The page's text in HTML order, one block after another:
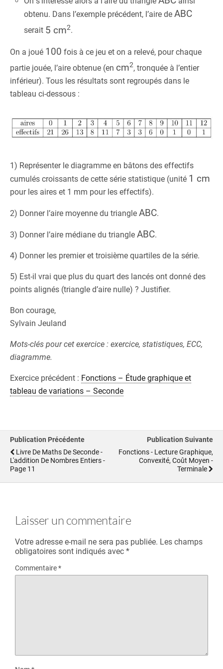
obtenu. Dans l’exemple précédent, l’aire deABC
serait 5 cm2.
On a joué 100 fois à ce jeu et on a relevé, pour chaque
partie jouée, l’aire obtenue (en cm2, tronquée à l’entier
inférieur). Tous les résultats sont regroupés dans le
tableau ci-dessous :
1) Représenter le diagramme en bâtons des effectifs
cumulés croissants de cette série statistique (unité 1 cm
pour les aires et 1 mm pour les effectifs).
2) Donner l’aire moyenne du triangle ABC.
3) Donner l’aire médiane du triangle ABC.
4) Donner les premier et troisième quartiles de la série.
5) Est-il vrai que plus du quart des lancés ont donné des
points alignés (triangle d’aire nulle) ? Justifier.
Bon courage,
Sylvain Jeuland
Mots-clés pour cet exercice : exercice, statistiques, ECC,
diagramme.
Exercice précédent : Fonctions – Étude graphique et
tableau de variations – Seconde
Publication Précédente
Livre De Maths De Seconde -
L'addition De Nombres Entiers -
Page 11
Publication Suivante
Fonctions - Lecture Graphique,
Convexité, Coût Moyen -
Terminale
Laisser un commentaire
Votre adresse e-mail ne sera pas publiée. Les champs
obligatoires sont indiqués avec *
Commentaire*